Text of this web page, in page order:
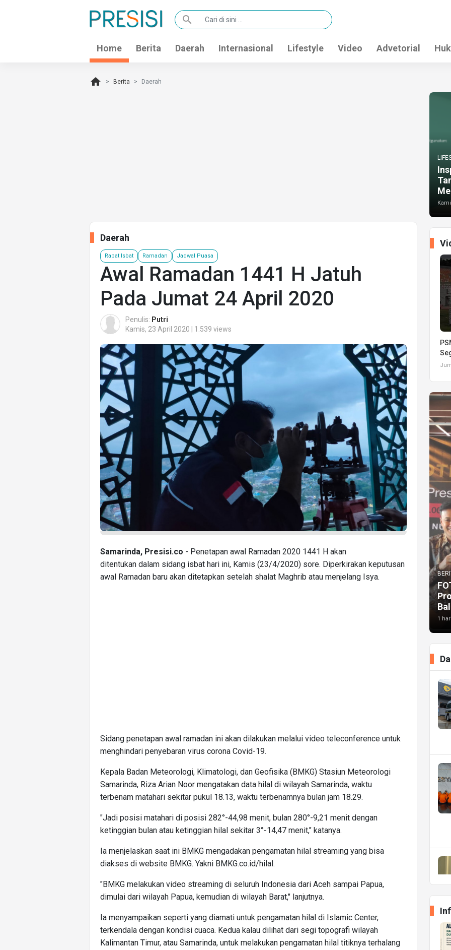
search
Home Berita Daerah Internasional Lifestyle Video Advetorial
home Berita Daerah
Daerah
Rapat Isbat Ramadan Jadwal Puasa
Awal Ramadan 1441 H Jatuh
Pada Jumat 24 April 2020
Penulis: Putri
Kamis, 23 April 2020 | 1.539 views
Samarinda, Presisi.co - Penetapan awal Ramadan 2020 1441 H akan
ditentukan dalam sidang isbat hari ini, Kamis (23/4/2020) sore. Diperkirakan keputusan
awal Ramadan baru akan ditetapkan setelah shalat Maghrib atau menjelang Isya.
Sidang penetapan awal ramadan ini akan dilakukan melalui video teleconference untuk
menghindari penyebaran virus corona Covid-19.
Kepala Badan Meteorologi, Klimatologi, dan Geofisika (BMKG) Stasiun Meteorologi
Samarinda, Riza Arian Noor mengatakan data hilal di wilayah Samarinda, waktu
terbenam matahari sekitar pukul 18.13, waktu terbenamnya bulan jam 18.29.
"Jadi posisi matahari di posisi 282°-44,98 menit, bulan 280°-9,21 menit dengan
ketinggian bulan atau ketinggian hilal sekitar 3°-14,47 menit," katanya.
Ia menjelaskan saat ini BMKG mengadakan pengamatan hilal streaming yang bisa
diakses di website BMKG. Yakni BMKG.co.id/hilal.
"BMKG melakukan video streaming di seluruh Indonesia dari Aceh sampai Papua,
dimulai dari wilayah Papua, kemudian di wilayah Barat," lanjutnya.
Ia menyampaikan seperti yang diamati untuk pengamatan hilal di Islamic Center,
terkendala dengan kondisi cuaca. Kedua kalau dilihat dari segi topografi wilayah
Kalimantan Timur, atau Samarinda, untuk melakukan pengamatan hilal titiknya terhalang
1